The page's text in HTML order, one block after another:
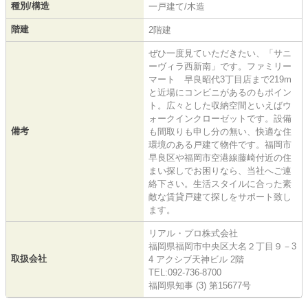
種別/構造 一戸建て/木造
階建 2階建
備考
ぜひ一度見ていただきたい、「サニ
ーヴィラ西新南」です。ファミリー
マート 早良昭代3丁目店まで219m
と近場にコンビニがあるのもポイン
ト。広々とした収納空間といえばウ
ォークインクローゼットです。設備
も間取りも申し分の無い、快適な住
環境のある戸建て物件です。福岡市
早良区や福岡市空港線藤崎付近の住
まい探しでお困りなら、当社へご連
絡下さい。生活スタイルに合った素
敵な賃貸戸建て探しをサポート致し
ます。
取扱会社
リアル・プロ株式会社
福岡県福岡市中央区大名２丁目９－3
4 アクシブ天神ビル 2階
TEL:092-736-8700
福岡県知事 (3) 第15677号